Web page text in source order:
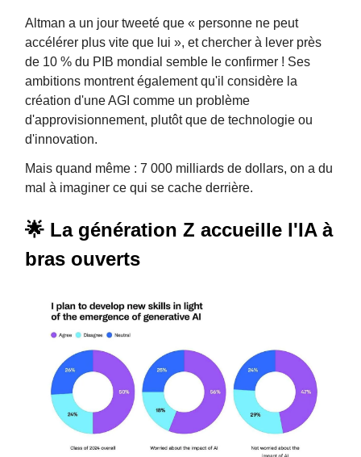
Altman a un jour tweeté que « personne ne peut
accélérer plus vite que lui », et chercher à lever près
de 10 % du PIB mondial semble le confirmer ! Ses
ambitions montrent également qu'il considère la
création d'une AGI comme un problème
d'approvisionnement, plutôt que de technologie ou
d'innovation.
Mais quand même : 7 000 milliards de dollars, on a du
mal à imaginer ce qui se cache derrière.
🌟 La génération Z accueille l'IA à
bras ouverts